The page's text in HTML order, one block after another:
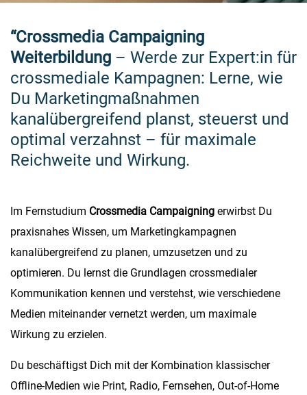
“Crossmedia Campaigning
Weiterbildung – Werde zur Expert:in für
crossmediale Kampagnen: Lerne, wie
Du Marketingmaßnahmen
kanalübergreifend planst, steuerst und
optimal verzahnst – für maximale
Reichweite und Wirkung.
Im Fernstudium Crossmedia Campaigning erwirbst Du
praxisnahes Wissen, um Marketingkampagnen
kanalübergreifend zu planen, umzusetzen und zu
optimieren. Du lernst die Grundlagen crossmedialer
Kommunikation kennen und verstehst, wie verschiedene
Medien miteinander vernetzt werden, um maximale
Wirkung zu erzielen.
Du beschäftigst Dich mit der Kombination klassischer
Offline-Medien wie Print, Radio, Fernsehen, Out-of-Home